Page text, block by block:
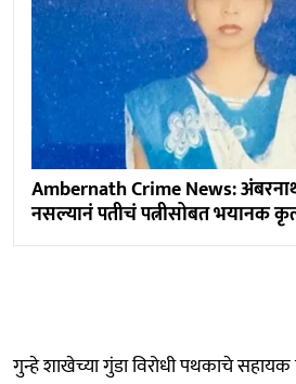
Ambernath Crime News:
नसल्यानं पतीचं पत्नीसोबत भयानक
गुन्हे शाखेच्या गुंडा विरोधी पथकाचे सहायक